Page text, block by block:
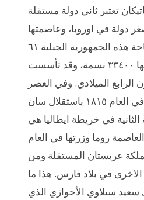
تعتبر ثاني دولة مستقلة
دولة في اوروبا، وعاصمتها
ايضا تسمى سان مارينو. مساحة هذه الجمهورية الجبلية ٦١
كيلومتر مربع وعدد سكانها ٣٣٤٠٠ نسمة، وقد تأسست
الميلادي. وفي العصر
الحديث، اعترف مؤتمر فيينا في العام ١٨١٥ باستقلال سان
الثانية في خريطة ايطاليا هي
روما وزرتها في العام
عربستان المستقلة ومن
الاخرى في بلاد فارس. هذا ما
سعيد سيلاوي الأحوازي الذي